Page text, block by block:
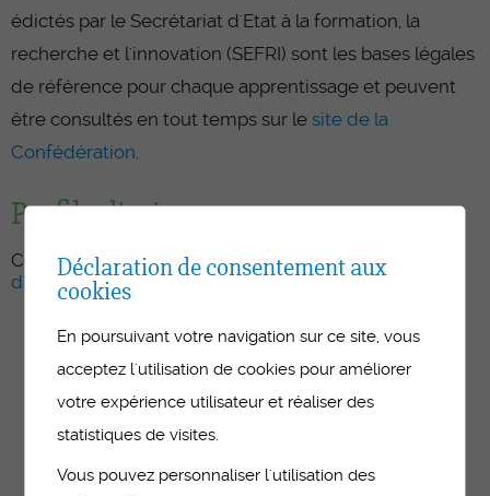
édictés par le Secrétariat d'Etat à la formation, la
recherche et l'innovation (SEFRI) sont les bases légales
de référence pour chaque apprentissage et peuvent
être consultés en tout temps sur le site de la
Confédération.
Profils d'exigences
Confrontez votre choix de profession avecle profil
d'exigencesd'autres métiers et votre propre profil.
La formation continue
Déclaration de consentement aux
cookies
En poursuivant votre navigation sur ce site, vous
acceptez l'utilisation de cookies pour améliorer
votre expérience utilisateur et réaliser des
statistiques de visites.
Vous pouvez personnaliser l'utilisation des